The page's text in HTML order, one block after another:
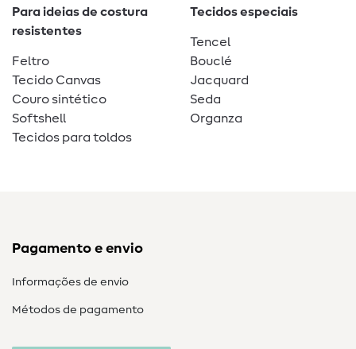
Para ideias de costura
resistentes
Feltro
Tecido Canvas
Couro sintético
Softshell
Tecidos para toldos
Tecidos especiais
Tencel
Bouclé
Jacquard
Seda
Organza
Pagamento e envio
Informações de envio
Métodos de pagamento